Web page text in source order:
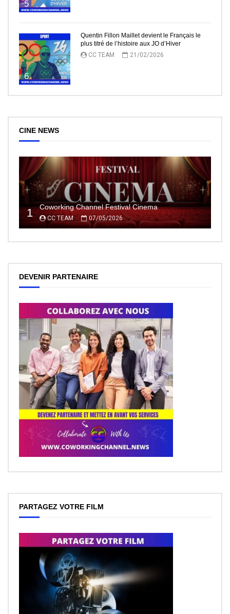
5
6
Quentin Fillon Maillet devient le Français le
plus titré de l’histoire aux JO d’Hiver
CC TEAM
21/02/2026
CINE NEWS
1 Coworking Channel Festival Cinema
CC TEAM 07/05/2026
DEVENIR PARTENAIRE
PARTAGEZ VOTRE FILM